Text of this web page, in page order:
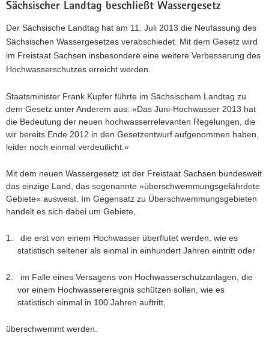
Sächsischer Landtag beschließt Wassergesetz
Der Sächsische Landtag hat am 11. Juli 2013 die Neufassung des
Sächsischen Wassergesetzes verabschiedet. Mit dem Gesetz wird
im Freistaat Sachsen insbesondere eine weitere Verbesserung des
Hochwasserschutzes erreicht werden.
Staatsminister Frank Kupfer führte im Sächsischem Landtag zu
dem Gesetz unter Anderem aus: »Das Juni-Hochwasser 2013 hat
die Bedeutung der neuen hochwasserrelevanten Regelungen, die
wir bereits Ende 2012 in den Gesetzentwurf aufgenommen haben,
leider noch einmal verdeutlicht.«
Mit dem neuen Wassergesetz ist der Freistaat Sachsen bundesweit
das einzige Land, das sogenannte »überschwemmungsgefährdete
Gebiete« ausweist. Im Gegensatz zu Überschwemmungsgebieten
handelt es sich dabei um Gebiete,
1.
die erst von einem Hochwasser überflutet werden, wie es
statistisch seltener als einmal in einhundert Jahren eintritt oder
2.
im Falle eines Versagens von Hochwasserschutzanlagen, die
vor einem Hochwasserereignis schützen sollen, wie es
statistisch einmal in 100 Jahren auftritt,
überschwemmt werden.